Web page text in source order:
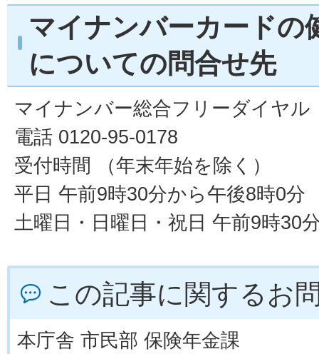
マイナンバーカードの
についての問合せ先
マイナンバー総合フリーダイヤル
電話 0120-95-0178
受付時間 （年末年始を除く）
平日 午前9時30分から午後8時0分
土曜日・日曜日・祝日 午前9時30
この記事に関するお
本庁舎 市民部 保険年金課